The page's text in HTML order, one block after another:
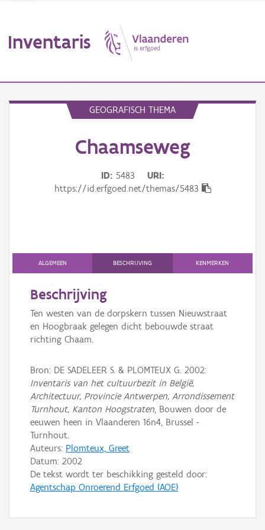
Inventaris
Persoon of collectief
Downloads
Hergebruik
GEOGRAFISCH THEMA
Chaamseweg
ID 5483
URI
https://id.erfgoed.net/themas/5483
ALGEMEEN BESCHRIJVING KENMERKEN
Beschrijving
Ten westen van de dorpskern tussen Nieuwstraat
en Hoogbraak gelegen dicht bebouwde straat
richting Chaam.
Bron: DE SADELEER S. & PLOMTEUX G. 2002:
Inventaris van het cultuurbezit in België,
Architectuur, Provincie Antwerpen, Arrondissement
Turnhout, Kanton Hoogstraten, Bouwen door de
eeuwen heen in Vlaanderen 16n4, Brussel -
Turnhout.
Auteurs: Plomteux, Greet
Datum: 2002
De tekst wordt ter beschikking gesteld door:
Agentschap Onroerend Erfgoed (AOE)